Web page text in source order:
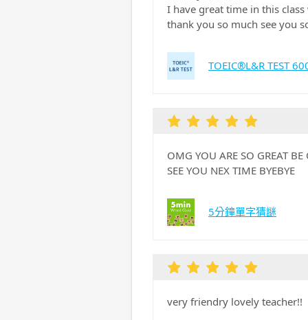
I have great time in this
thank you so much see you
TOEIC®L&R TEST
OMG YOU ARE SO GREAT
SEE YOU NEX TIME BYEBYE
5分鐘單字猜謎
very friendry lovely teacher!!